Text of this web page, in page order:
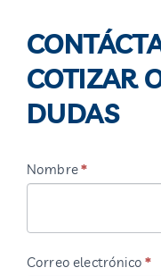
PARA
COTIZAR
O
ACLARAR
DUDAS
COTIZAR
DUDAS
Nombre*
Correo electrónico*
Si
humano,
deja